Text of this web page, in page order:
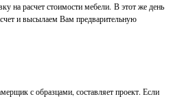
на расчет стоимости мебели. В этот же день
и высылаем Вам предварительную
с образцами, составляет проект. Если